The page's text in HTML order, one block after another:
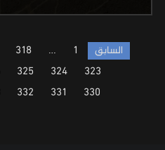
Posts
pagination
السابق 1
…
318
323
324
325
330
331
332